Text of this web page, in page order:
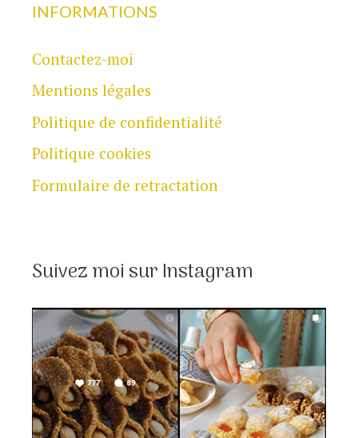
INFORMATIONS
Contactez-moi
Mentions légales
Politique de confidentialité
Politique cookies
Formulaire de retractation
Suivez moi sur Instagram